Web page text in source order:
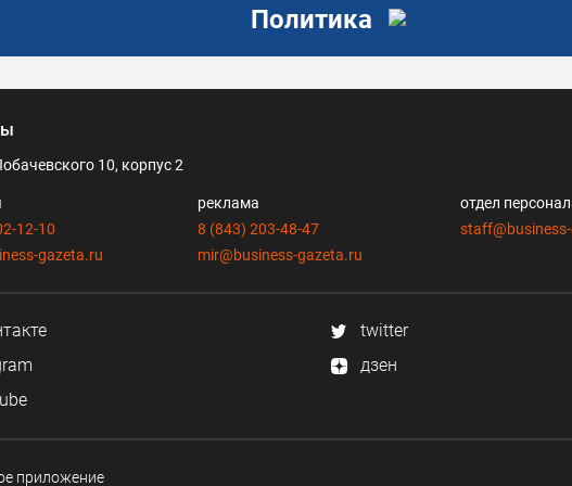
Политика
10, корпус 2
12-10
gazeta.ru
реклама
8 (843) 203-48-47
mir@business-gazeta.ru
отдел
twitter
дзен
приложение